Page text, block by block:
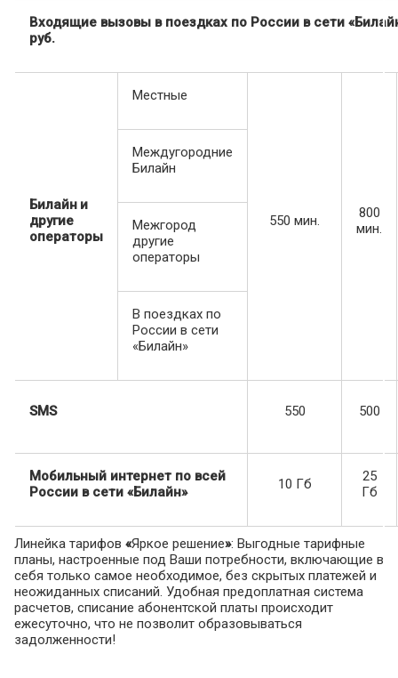
Входящие вызовы в поездках по России в сети
руб.
Билайн и
другие
операторы
Местные
550 мин.
800
мин.
Междугородние
Билайн
Межгород
другие
операторы
В поездках по
России в сети
«Билайн»
SMS 550 500
Мобильный интернет по всей
России в сети «Билайн»
10 Гб
25
Гб
Линейка тарифов «Яркое решение»: Выгодные тарифные
планы, настроенные под Ваши потребности, включающие в
себя только самое необходимое, без скрытых платежей и
неожиданных списаний. Удобная предоплатная система
расчетов, списание абонентской платы происходит
ежесуточно, что не позволит образовываться
задолженности!